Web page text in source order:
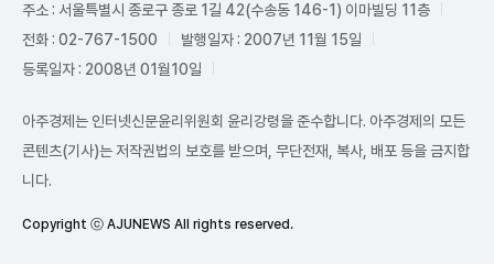
주소 : 서울특별시 종로구 종로 1길 42(수송동 146-1) 이마빌딩 11층
전화 : 02-767-1500
발행일자 : 2007년 11월 15일
등록일자 : 2008년 01월10일
아주경제는 인터넷신문윤리위원회 윤리강령을 준수합니다. 아주경제의 모든
콘텐츠(기사)는 저작권법의 보호를 받으며, 무단전재, 복사, 배포 등을 금지합
니다.
Copyright ⓒ AJUNEWS All rights reserved.